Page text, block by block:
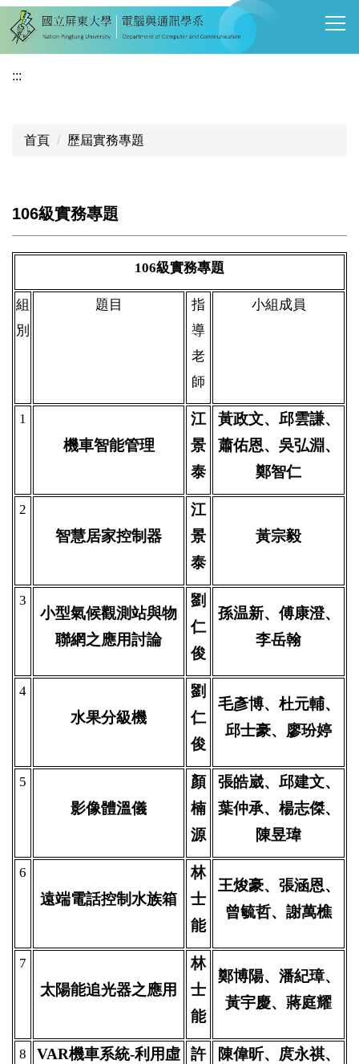
到
主
要
:::
首頁 歷屆實務專題
106級實務專題
106級實務專題
組
別
題目
指
導
老
師
小組成員
1
機車智能管理
江
景
泰
黃政文、邱雲謙、
蕭佑恩、吳弘淵、
鄭智仁
2
智慧居家控制器
江
景
泰
黃宗毅
3
小型氣候觀測站與物
聯網之應用討論
劉
仁
俊
孫温新、傅康澄、
李岳翰
4
水果分級機
劉
仁
俊
毛彥博、杜元輔、
邱士豪、廖玢婷
5
影像體溫儀
顏
楠
源
張皓崴、邱建文、
葉仲承、楊志傑、
陳昱瑋
6
遠端電話控制水族箱
林
士
能
王焌豪、張涵恩、
曾毓哲、謝萬樵
7
太陽能追光器之應用
林
士
能
鄭博陽、潘紀璋、
黃宇慶、蔣庭耀
8 VAR機車系統-利用虛
許
陳偉昕、庹永祺、